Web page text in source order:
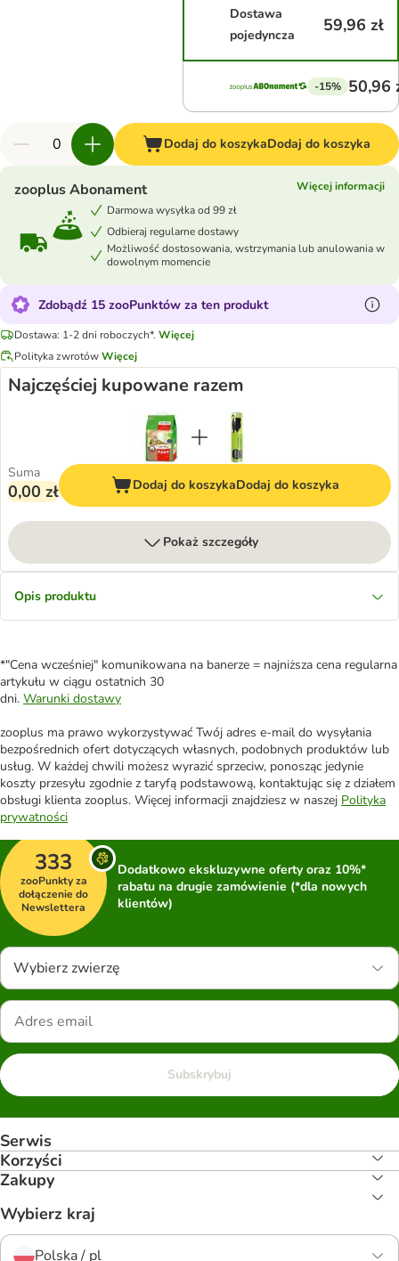
Dostawa
pojedyncza
59,96 zł
-15% 50,96
Dodaj do koszykaDodaj do koszyka
zooplus Abonament
Więcej informacji
Darmowa wysyłka od 99 zł
Odbieraj regularne dostawy
Możliwość dostosowania, wstrzymania lub anulowania w
dowolnym momencie
Zdobądź 15 zooPunktów za ten produkt
Dostawa: 1-2 dni roboczych*. Więcej
Polityka zwrotówWięcej
Najczęściej kupowane razem
Suma
0,00 zł Dodaj do koszykaDodaj do koszyka
Pokaż szczegóły
Opis produktu
*"Cena wcześniej" komunikowana na banerze = najniższa cena regularna
artykułu w ciągu ostatnich 30
dni. Warunki dostawy
zooplus ma prawo wykorzystywać Twój adres e-mail do wysyłania
bezpośrednich ofert dotyczących własnych, podobnych produktów lub
usług. W każdej chwili możesz wyrazić sprzeciw, ponosząc jedynie
koszty przesyłu zgodnie z taryfą podstawową, kontaktując się z działem
obsługi klienta zooplus. Więcej informacji znajdziesz w naszej Polityka
prywatności
333
zooPunkty za
dołączenie do
Newslettera
Dodatkowo ekskluzywne oferty oraz 10%*
rabatu na drugie zamówienie (*dla nowych
klientów)
Wybierz zwierzę
Subskrybuj
Serwis
Korzyści
Zakupy
Wybierz kraj
Polska / pl